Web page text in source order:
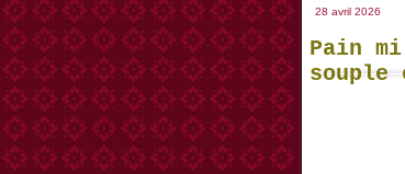
28 avril 2026
Pain
souple